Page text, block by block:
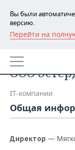
Вы были
версию.
Перейти на
РЕГИОНЫ
БАШКОРТОСТАН
ТАТАРСТАН
УДМУРТИЯ
НОВОСТИ
НОВОСТИ
ЭКОНОМИКА
ООО
IT-компании
Общая
Директор —